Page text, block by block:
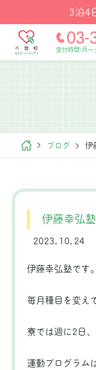
3泊4
03-
受付時間:月
ブログ 伊
伊藤幸弘
2023.10.24
伊藤幸弘塾です。
毎月種目を変え
寮では週に2日
運動プログラム